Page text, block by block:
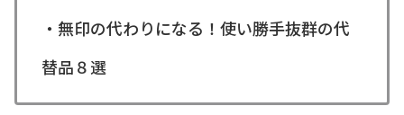
・無印の代わりになる！使い勝手抜群の代
替品８選